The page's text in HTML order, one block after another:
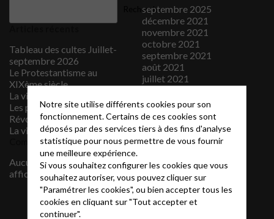
Rechercher
Tableau des cultes Juillet-
septembre 2026
Le Protestantisme au
XIXème siècle
La vidéo du mois
Les protestants sous la
Révolution française
La vidéo du mois
Commentaires récents
Aucun commentaire à
afficher.
septembre 2025
décembre 2021
novembre 2021
octobre 2021
septembre 2021
août 2021
juillet 2021
juin 2021
mai 2021
avril 2021
mars 2021
février 2021
janvier 2021
décembre 2020
novembre 2020
septembre 2020
juillet 2020
juin 2020
Notre site utilise différents cookies pour son
fonctionnement. Certains de ces cookies sont
déposés par des services tiers à des fins d'analyse
statistique pour nous permettre de vous fournir
une meilleure expérience.
Si vous souhaitez configurer les cookies que vous
souhaitez autoriser, vous pouvez cliquer sur
"Paramétrer les cookies", ou bien accepter tous les
cookies en cliquant sur "Tout accepter et
continuer".